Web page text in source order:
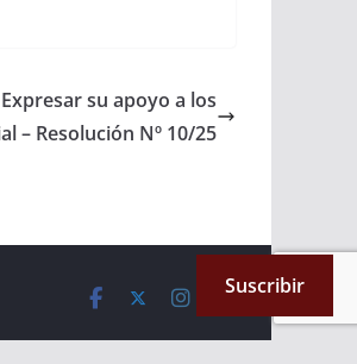
su apoyo a los
– Resolución Nº 10/25
Suscribir